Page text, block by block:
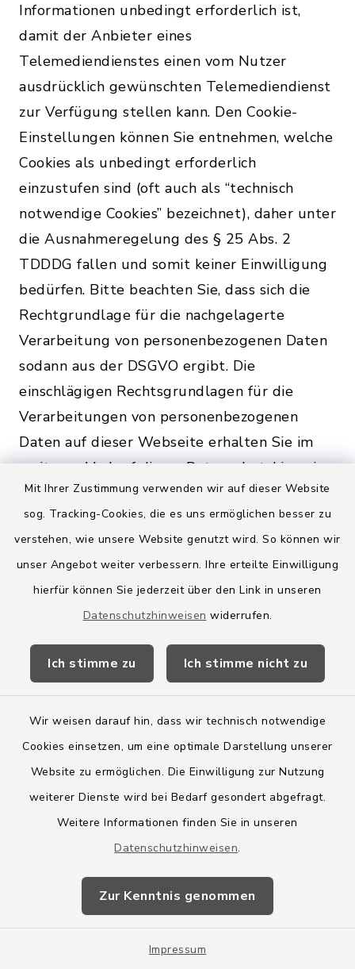
Mit Ihrer Zustimmung verwenden wir auf dieser Website
sog. Tracking-Cookies, die es uns ermöglichen besser zu
verstehen, wie unsere Website genutzt wird. So können wir
unser Angebot weiter verbessern. Ihre erteilte Einwilligung
hierfür können Sie jederzeit über den Link in unseren
Datenschutzhinweisen widerrufen.
Ich stimme zu Ich stimme nicht zu
Wir weisen darauf hin, dass wir technisch notwendige
Cookies einsetzen, um eine optimale Darstellung unserer
Website zu ermöglichen. Die Einwilligung zur Nutzung
weiterer Dienste wird bei Bedarf gesondert abgefragt.
Weitere Informationen finden Sie in unseren
Datenschutzhinweisen.
Zur Kenntnis genommen
Impressum
Informationen unbedingt erforderlich ist,
damit der Anbieter eines
Telemediendienstes einen vom Nutzer
ausdrücklich gewünschten Telemediendienst
zur Verfügung stellen kann. Den Cookie-
Einstellungen können Sie entnehmen, welche
Cookies als unbedingt erforderlich
einzustufen sind (oft auch als “technisch
notwendige Cookies” bezeichnet), daher unter
die Ausnahmeregelung des § 25 Abs. 2
TDDDG fallen und somit keiner Einwilligung
bedürfen. Bitte beachten Sie, dass sich die
Rechtgrundlage für die nachgelagerte
Verarbeitung von personenbezogenen Daten
sodann aus der DSGVO ergibt. Die
einschlägigen Rechtsgrundlagen für die
Verarbeitungen von personenbezogenen
Daten auf dieser Webseite erhalten Sie im
weiteren Verlauf dieser Datenschutzhinweise.
8. Weitergabe von
personenbezogenen Daten
oder Möglichkeiten der Einbindung
optionaler Module. Eine gesonderte
erforderlich ist, eingeholt.
Eine Übermittlung Ihrer Daten an Dritte zu
anderen als den im Folgenden aufgeführten
Zwecken findet nicht statt.
Wir geben Ihre Daten nur an Dritte weiter,
Sie eine ausdrückliche Einwilligung dazu
erteilt haben nach (Art. 6 Abs. 1 S. 1 lit. a